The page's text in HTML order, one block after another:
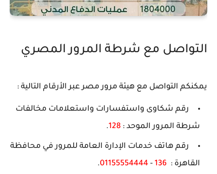
التواصل مع شرطة المرور المصري
يمكنكم التواصل مع هيئة مرور مصر عبر الأرقام التالية :
رقم شكاوى واستفسارات واستعلامات مخالفات
شرطة المرور الموحد : 128
.
رقم هاتف خدمات الإدارة العامة للمرور في محافظة
القاهرة : 136
-
01155554444
.